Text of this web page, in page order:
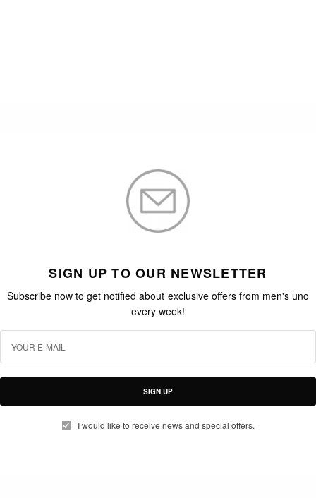
SIGN UP TO OUR NEWSLETTER
Subscribe now to get notified about exclusive offers from men's uno
every week!
SIGN UP
I would like to receive news and special offers.